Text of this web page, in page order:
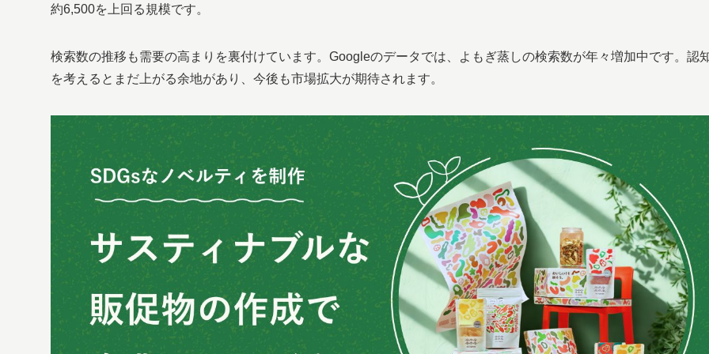
約6,500を上回る規模です。
検索数の推移も需要の高まりを裏付けています。Googleのデータでは、よもぎ蒸しの検索数が年々増加中です。認
を考えるとまだ上がる余地があり、今後も市場拡大が期待されます。